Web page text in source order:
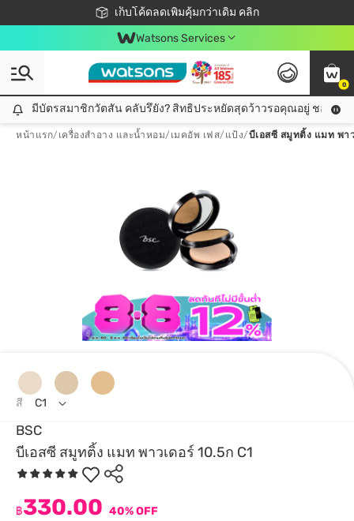
เก็บโค้ดลดเพิ่มคุ้มกว่าเดิม คลิก
ชอปออนไลน์ครั้งแรก ลดเพิ่มจุก ๆ 10%! 🎉
📦ส่งฟรี! เมื่อชอป 499฿
สมาชิกวัตสัน คลับดียังไง?
Watsons Services
0
มีบัตรสมาชิกวัตสัน คลับรึยัง? สิทธิประหยัดสุดว้าวรอคุณอยู่ ชอปคุ้มกว่าเดิม คลิก!
มีบัตรสมาชิกวัตสัน คลับรึยัง? สิทธิประหยัดสุดว้าวรอคุณอยู่ ชอปคุ้มก
หน้าแรก/ เครื่องสำอาง และน้ำหอม/ เมคอัพ เฟส/ แป้ง/บีเอสซี สมูทติ้ง แมท พา
BSC
บีเอสซี สมูทติ้ง แมท พาวเดอร์ 10.5ก C1
฿330.00 40% OFF
สี C1